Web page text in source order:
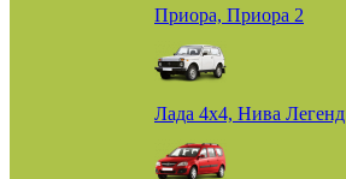
Приора, Приора 2
Лада 4х4, Нива Легенд